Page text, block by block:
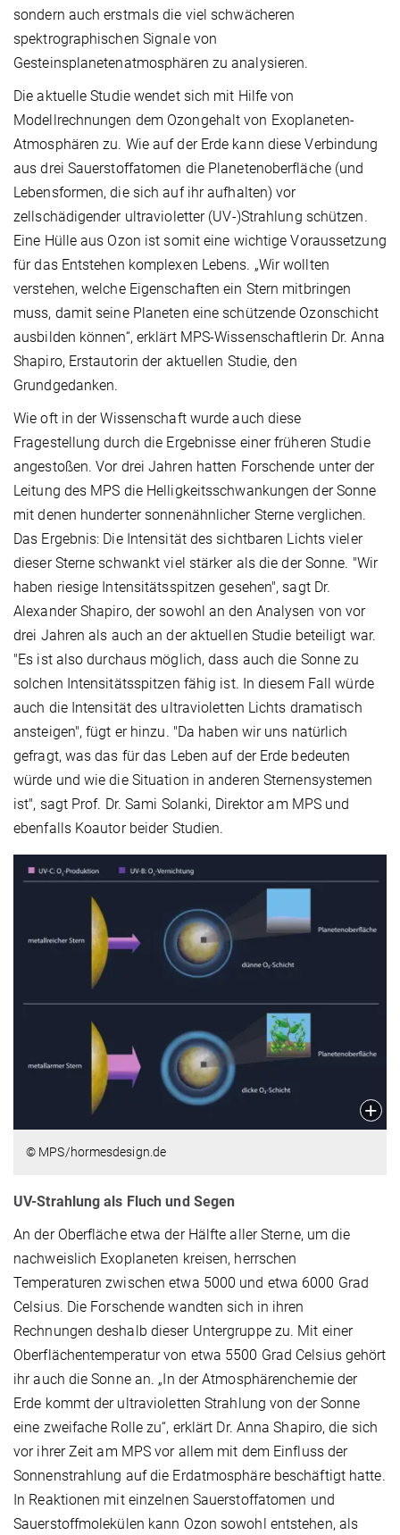
sondern auch erstmals die viel schwächeren
spektrographischen Signale von
Gesteinsplanetenatmosphären zu analysieren.
Die aktuelle Studie wendet sich mit Hilfe von
Modellrechnungen dem Ozongehalt von Exoplaneten-
Atmosphären zu. Wie auf der Erde kann diese Verbindung
aus drei Sauerstoffatomen die Planetenoberfläche (und
Lebensformen, die sich auf ihr aufhalten) vor
zellschädigender ultravioletter (UV-)Strahlung schützen.
Eine Hülle aus Ozon ist somit eine wichtige Voraussetzung
für das Entstehen komplexen Lebens. „Wir wollten
verstehen, welche Eigenschaften ein Stern mitbringen
muss, damit seine Planeten eine schützende Ozonschicht
ausbilden können“, erklärt MPS-Wissenschaftlerin Dr. Anna
Shapiro, Erstautorin der aktuellen Studie, den
Grundgedanken.
Wie oft in der Wissenschaft wurde auch diese
Fragestellung durch die Ergebnisse einer früheren Studie
angestoßen. Vor drei Jahren hatten Forschende unter der
Leitung des MPS die Helligkeitsschwankungen der Sonne
mit denen hunderter sonnenähnlicher Sterne verglichen.
Das Ergebnis: Die Intensität des sichtbaren Lichts vieler
dieser Sterne schwankt viel stärker als die der Sonne. "Wir
haben riesige Intensitätsspitzen gesehen", sagt Dr.
Alexander Shapiro, der sowohl an den Analysen von vor
drei Jahren als auch an der aktuellen Studie beteiligt war.
"Es ist also durchaus möglich, dass auch die Sonne zu
solchen Intensitätsspitzen fähig ist. In diesem Fall würde
auch die Intensität des ultravioletten Lichts dramatisch
ansteigen", fügt er hinzu. "Da haben wir uns natürlich
gefragt, was das für das Leben auf der Erde bedeuten
würde und wie die Situation in anderen Sternensystemen
ist", sagt Prof. Dr. Sami Solanki, Direktor am MPS und
ebenfalls Koautor beider Studien.
© MPS/hormesdesign.de
UV-Strahlung als Fluch und Segen
An der Oberfläche etwa der Hälfte aller Sterne, um die
nachweislich Exoplaneten kreisen, herrschen
Temperaturen zwischen etwa 5000 und etwa 6000 Grad
Celsius. Die Forschende wandten sich in ihren
Rechnungen deshalb dieser Untergruppe zu. Mit einer
Oberflächentemperatur von etwa 5500 Grad Celsius gehört
ihr auch die Sonne an. „In der Atmosphärenchemie der
Erde kommt der ultravioletten Strahlung von der Sonne
eine zweifache Rolle zu“, erklärt Dr. Anna Shapiro, die sich
vor ihrer Zeit am MPS vor allem mit dem Einfluss der
Sonnenstrahlung auf die Erdatmosphäre beschäftigt hatte.
In Reaktionen mit einzelnen Sauerstoffatomen und
Sauerstoffmolekülen kann Ozon sowohl entstehen, als